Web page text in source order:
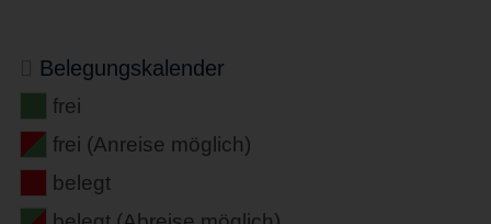
Belegungskalender
frei
frei (Anreise möglich)
belegt